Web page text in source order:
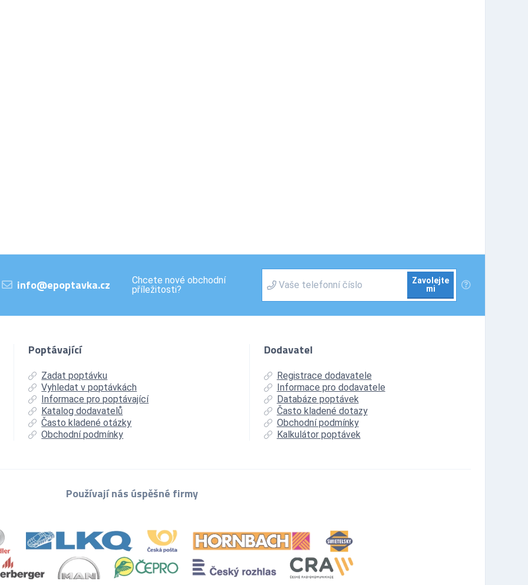
info@epoptavka.cz
Chcete nové obchodní
příležitosti?
Zavolejte
mi
Poptávající
Zadat poptávku
Vyhledat v poptávkách
Informace pro poptávající
Katalog dodavatelů
Často kladené otázky
Obchodní podmínky
Dodavatel
Registrace dodavatele
Informace pro dodavatele
Databáze poptávek
Často kladené dotazy
Obchodní podmínky
Kalkulátor poptávek
Používají nás úspěšné firmy